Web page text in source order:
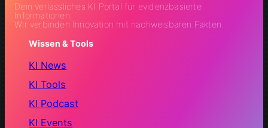
Dein verlässliches KI Portal für evidenzbasierte
Informationen.
Wir verbinden Innovation mit nachweisbaren Fakten.
Wissen & Tools
KI News
KI Tools
KI Podcast
KI Events